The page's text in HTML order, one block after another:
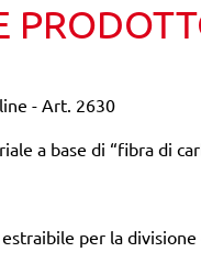
- Art. 2630
a base di “fibra di
per la divisione